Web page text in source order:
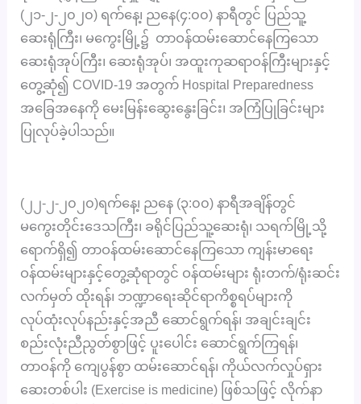
(၂၁-၂-၂၀၂၀) ရက်နေ့၊ ညနေ(၄:၀၀) နာရီတွင် ပြည်သူ့
ဆေးရုံကြီး၊ မကွေးမြို့၌ တာဝန်ထမ်းဆောင်နေကြသော
ဆေးရုံအုပ်ကြီး၊ ဆေးရုံအုပ်၊ အထူးကုဆရာဝန်ကြီးများနှင့်
တွေ့ဆုံ၍ COVID-19 အတွက် Hospital Preparedness
အခြေအနေကို မေးမြန်းဆွေးနွေးခြင်း၊ အကြံပြုခြင်းများ
ပြုလုပ်ခဲ့ပါသည်။
(၂၂-၂-၂၀၂၀)ရက်နေ့၊ ညနေ (၃:၀၀) နာရီအချိန်တွင်
မကွေးတိုင်းဒေသကြီး၊ ခရိုင်ပြည်သူ့ဆေးရုံ၊ သရက်မြို့သို့
ရောက်ရှိ၍ တာဝန်ထမ်းဆောင်နေကြသော ကျန်းမာရေး
ဝန်ထမ်းများနှင့်တွေ့ဆုံရာတွင် ဝန်ထမ်းများ ရုံးတက်/ရုံးဆင်း
လက်မှတ် ထိုးရန်၊ ဘဏ္ဍာရေးဆိုင်ရာကိစ္စရပ်များကို
လုပ်ထုံးလုပ်နည်းနှင့်အညီ ဆောင်ရွက်ရန်၊ အချင်းချင်း
စည်းလုံးညီညွတ်စွာဖြင့် ပူးပေါင်း ဆောင်ရွက်ကြရန်၊
တာဝန်ကို ကျေပွန်စွာ ထမ်းဆောင်ရန်၊ ကိုယ်လက်လှုပ်ရှား
ဆေးတစ်ပါး (Exercise is medicine) ဖြစ်သဖြင့် လိုက်နာ